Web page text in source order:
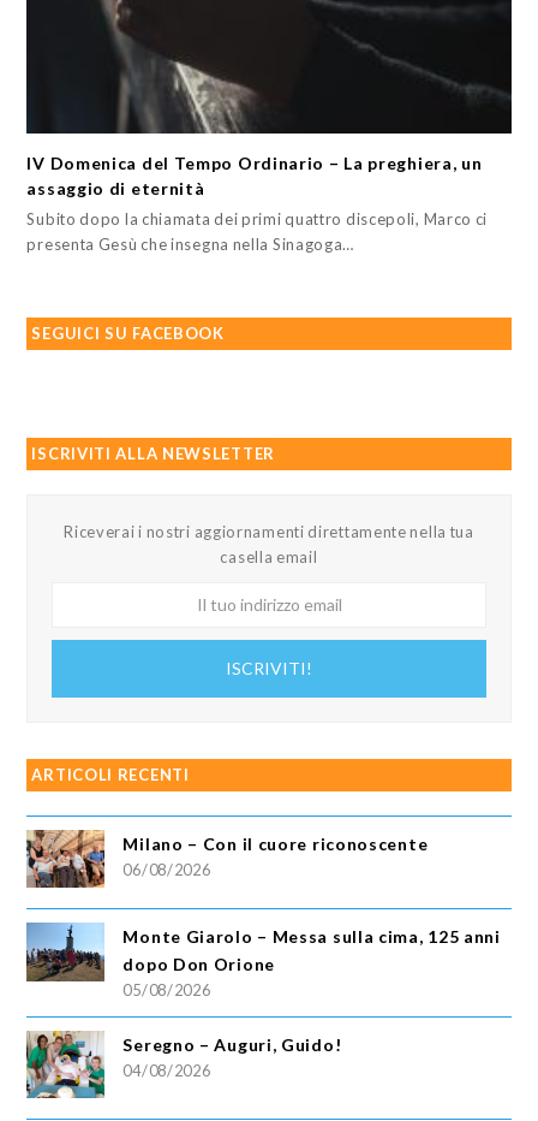
IV Domenica del Tempo Ordinario – La preghiera, un
assaggio di eternità
Subito dopo la chiamata dei primi quattro discepoli, Marco ci
presenta Gesù che insegna nella Sinagoga…
SEGUICI SU FACEBOOK
ISCRIVITI ALLA NEWSLETTER
Riceverai i nostri aggiornamenti direttamente nella tua
casella email
ISCRIVITI!
ARTICOLI RECENTI
Milano – Con il cuore riconoscente
06/08/2026
Monte Giarolo – Messa sulla cima, 125 anni
dopo Don Orione
05/08/2026
Seregno – Auguri, Guido!
04/08/2026